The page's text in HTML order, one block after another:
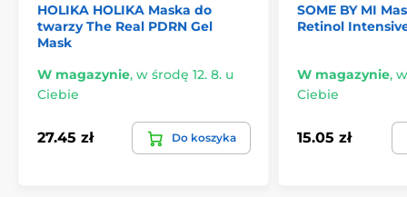
HOLIKA HOLIKA Maska do
twarzy The Real PDRN Gel
Mask
W magazynie, w środę 12. 8. u
Ciebie
27.45 zł Do koszyka
SOME BY MI
Retinol
W magazynie,
Ciebie
15.05 zł